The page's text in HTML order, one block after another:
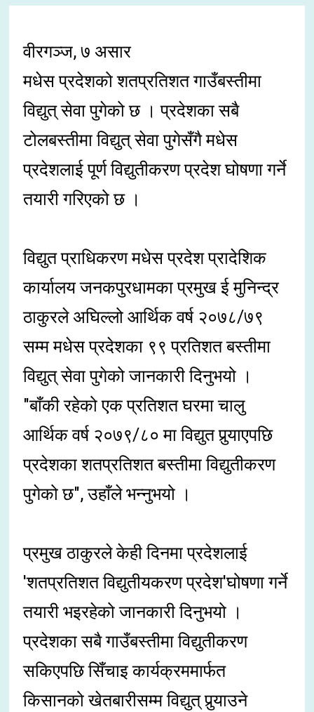
वीरगञ्ज, ७ असार
मधेस प्रदेशको शतप्रतिशत गाउँबस्तीमा
विद्युत् सेवा पुगेको छ । प्रदेशका सबै
टोलबस्तीमा विद्युत् सेवा पुगेसँगै मधेस
प्रदेशलाई पूर्ण विद्युतीकरण प्रदेश घोषणा गर्ने
तयारी गरिएको छ ।
विद्युत प्राधिकरण मधेस प्रदेश प्रादेशिक
कार्यालय जनकपुरधामका प्रमुख ई मुनिन्द्र
ठाकुरले अघिल्लो आर्थिक वर्ष २०७८/७९
सम्म मधेस प्रदेशका ९९ प्रतिशत बस्तीमा
विद्युत् सेवा पुगेको जानकारी दिनुभयो ।
"बाँकी रहेको एक प्रतिशत घरमा चालु
आर्थिक वर्ष २०७९/८० मा विद्युत पुर्‍याएपछि
प्रदेशका शतप्रतिशत बस्तीमा विद्युतीकरण
पुगेको छ", उहाँले भन्नुभयो ।
प्रमुख ठाकुरले केही दिनमा प्रदेशलाई
'शतप्रतिशत विद्युतीयकरण प्रदेश'घोषणा गर्ने
तयारी भइरहेको जानकारी दिनुभयो ।
प्रदेशका सबै गाउँबस्तीमा विद्युतीकरण
सकिएपछि सिँचाइ कार्यक्रममार्फत
किसानको खेतबारीसम्म विद्युत् पुर्‍याउने